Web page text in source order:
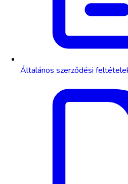
Általános szerződési